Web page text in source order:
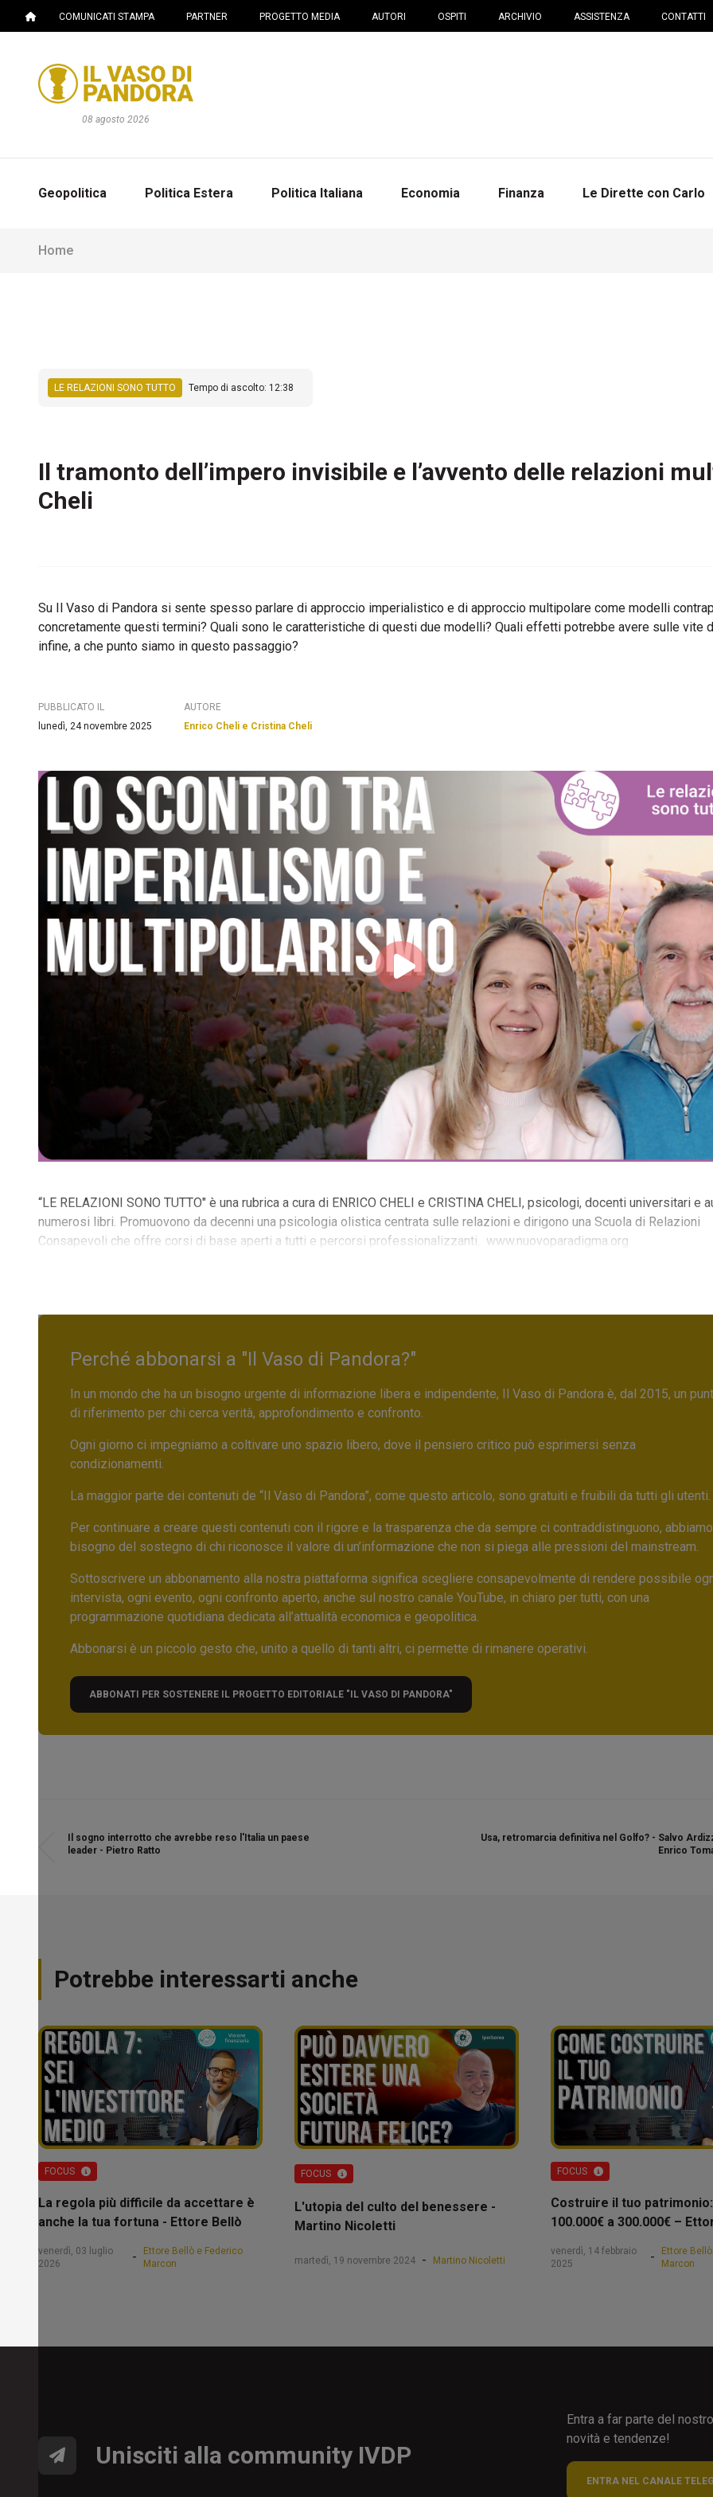
COMUNICATI STAMPA PARTNER PROGETTO MEDIA AUTORI OSPITI ARCHIVIO ASSISTENZA CONTATTI
08 agosto 2026
Geopolitica Politica Estera Politica Italiana Economia Finanza Le Dirette con Carlo
Home
LE RELAZIONI SONO TUTTO Tempo di ascolto: 12:38
Il tramonto dell’impero invisibile e l’avvento delle relazioni
Cheli
Su Il Vaso di Pandora si sente spesso parlare di approccio imperialistico e di approccio multipolare come modelli
concretamente questi termini? Quali sono le caratteristiche di questi due modelli? Quali effetti potrebbe avere sulle vite
infine, a che punto siamo in questo passaggio?
PUBBLICATO IL
lunedì, 24 novembre 2025
AUTORE
Enrico Cheli e Cristina Cheli
“LE RELAZIONI SONO TUTTO" è una rubrica a cura di ENRICO CHELI e CRISTINA CHELI, psicologi, docenti universitari e
numerosi libri. Promuovono da decenni una psicologia olistica centrata sulle relazioni e dirigono una Scuola di Relazioni
Consapevoli che offre corsi di base aperti a tutti e percorsi professionalizzanti. www.nuovoparadigma.org
Perché abbonarsi a "Il Vaso di Pandora?"
In un mondo che ha un bisogno urgente di informazione libera e indipendente, Il Vaso di Pandora è, dal 2015, un
di riferimento per chi cerca verità, approfondimento e confronto.
Ogni giorno ci impegniamo a coltivare uno spazio libero, dove il pensiero critico può esprimersi senza
condizionamenti.
La maggior parte dei contenuti de “Il Vaso di Pandora”, come questo articolo, sono gratuiti e fruibili da tutti gli utenti.
Per continuare a creare questi contenuti con il rigore e la trasparenza che da sempre ci contraddistinguono, abbiamo
bisogno del sostegno di chi riconosce il valore di un’informazione che non si piega alle pressioni del mainstream.
Sottoscrivere un abbonamento alla nostra piattaforma significa scegliere consapevolmente di rendere possibile
intervista, ogni evento, ogni confronto aperto, anche sul nostro canale YouTube, in chiaro per tutti, con una
programmazione quotidiana dedicata all’attualità economica e geopolitica.
Abbonarsi è un piccolo gesto che, unito a quello di tanti altri, ci permette di rimanere operativi.
ABBONATI PER SOSTENERE IL PROGETTO EDITORIALE "IL VASO DI PANDORA"
Il sogno interrotto che avrebbe reso l'Italia un paese
leader - Pietro Ratto
Usa, retromarcia definitiva nel Golfo? - Salvo
Enrico
Potrebbe interessarti anche
FOCUS
La regola più difficile da accettare è
anche la tua fortuna - Ettore Bellò
venerdì, 03 luglio
2026
-
Ettore Bellò e Federico
Marcon
FOCUS
L'utopia del culto del benessere -
Martino Nicoletti
martedì, 19 novembre 2024 - Martino Nicoletti
FOCUS
Costruire il tuo
100.000€ a 300.000€ –
venerdì, 14 febbraio
2025
-
Ettore
Marcon
Unisciti alla community IVDP
Entra a far parte del
novità e tendenze!
ENTRA NEL CANALE